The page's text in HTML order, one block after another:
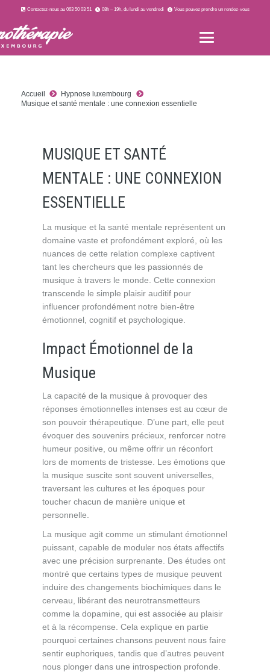
Contactez-nous au 063 50 03 51 08h – 19h, du lundi au vendredi Vous pouvez prendre un rendez-vous
Accueil
Hypnose luxembourg
Musique et santé mentale : une connexion essentielle
MUSIQUE ET SANTÉ
MENTALE : UNE CONNEXION
ESSENTIELLE
La musique et la santé mentale représentent un
domaine vaste et profondément exploré, où les
nuances de cette relation complexe captivent
tant les chercheurs que les passionnés de
musique à travers le monde. Cette connexion
transcende le simple plaisir auditif pour
influencer profondément notre bien-être
émotionnel, cognitif et psychologique.
Impact Émotionnel de la
Musique
La capacité de la musique à provoquer des
réponses émotionnelles intenses est au cœur de
son pouvoir thérapeutique. D’une part, elle peut
évoquer des souvenirs précieux, renforcer notre
humeur positive, ou même offrir un réconfort
lors de moments de tristesse. Les émotions que
la musique suscite sont souvent universelles,
traversant les cultures et les époques pour
toucher chacun de manière unique et
personnelle.
La musique agit comme un stimulant émotionnel
puissant, capable de moduler nos états affectifs
avec une précision surprenante. Des études ont
montré que certains types de musique peuvent
induire des changements biochimiques dans le
cerveau, libérant des neurotransmetteurs
comme la dopamine, qui est associée au plaisir
et à la récompense. Cela explique en partie
pourquoi certaines chansons peuvent nous faire
sentir euphoriques, tandis que d’autres peuvent
nous plonger dans une introspection profonde.